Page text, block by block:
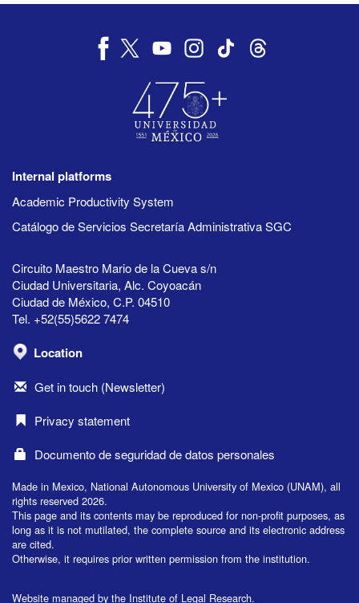
Internal platforms
Academic Productivity System
Catálogo de Servicios Secretaría Administrativa SGC
Circuito Maestro Mario de la Cueva s/n
Ciudad Universitaria, Alc. Coyoacán
Ciudad de México, C.P. 04510
Tel. +52(55)5622 7474
Location
Get in touch (Newsletter)
Privacy statement
Documento de seguridad de datos personales
Made in Mexico, National Autonomous University of Mexico (UNAM), all
rights reserved 2026.
This page and its contents may be reproduced for non-profit purposes, as
long as it is not mutilated, the complete source and its electronic address
are cited.
Otherwise, it requires prior written permission from the institution.
Website managed by the Institute of Legal Research.